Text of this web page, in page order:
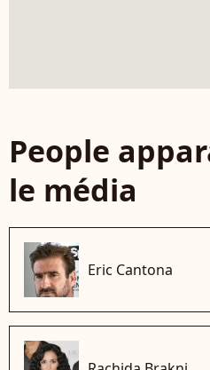
People
le média
Eric Cantona